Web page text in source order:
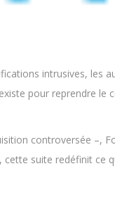
intrusives, les
pour reprendre le
controversée –,
suite redéfinit ce